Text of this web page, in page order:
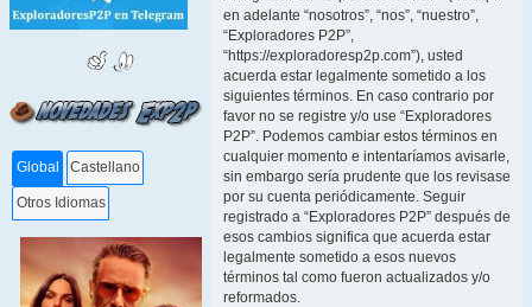
Global Castellano
Otros Idiomas
en adelante “nosotros”, “nos”, “nuestro”,
“Exploradores P2P”,
“https://exploradoresp2p.com”), usted
acuerda estar legalmente sometido a los
siguientes términos. En caso contrario por
favor no se registre y/o use “Exploradores
P2P”. Podemos cambiar estos términos en
cualquier momento e intentaríamos avisarle,
sin embargo sería prudente que los revisase
por su cuenta periódicamente. Seguir
registrado a “Exploradores P2P” después de
esos cambios significa que acuerda estar
legalmente sometido a esos nuevos
términos tal como fueron actualizados y/o
reformados.